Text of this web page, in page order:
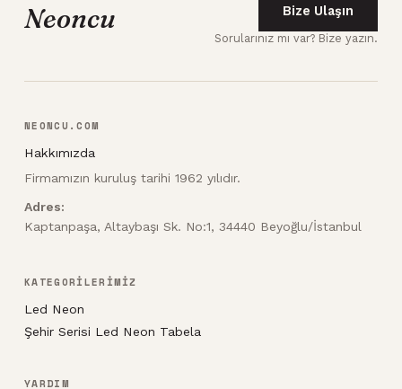
Neoncu Bize Ulaşın
Sorularınız mı var? Bize yazın.
NEONCU.COM
Hakkımızda
Firmamızın kuruluş tarihi 1962 yılıdır.
Adres:
Kaptanpaşa, Altaybaşı Sk. No:1, 34440 Beyoğlu/İstanbul
KATEGORİLERİMİZ
Led Neon
Şehir Serisi Led Neon Tabela
YARDIM